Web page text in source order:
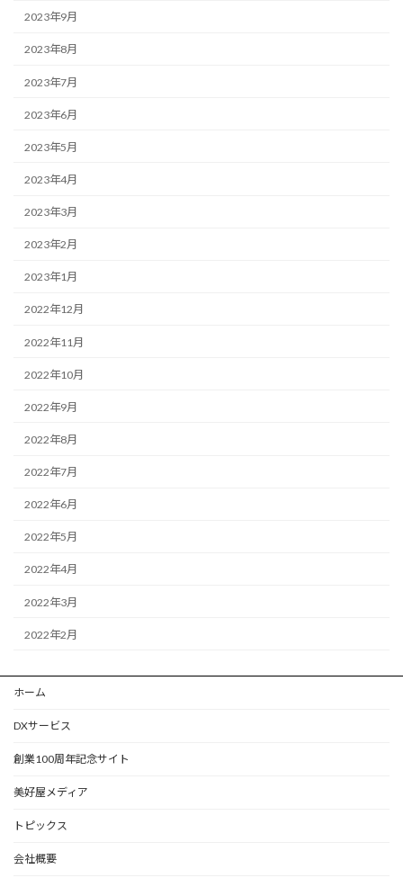
2023年9月
2023年8月
2023年7月
2023年6月
2023年5月
2023年4月
2023年3月
2023年2月
2023年1月
2022年12月
2022年11月
2022年10月
2022年9月
2022年8月
2022年7月
2022年6月
2022年5月
2022年4月
2022年3月
2022年2月
ホーム
DXサービス
創業100周年記念サイト
美好屋メディア
トピックス
会社概要